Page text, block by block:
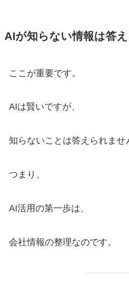
AIが知らない情報は答
ここが重要です。
AIは賢いですが、
知らないことは答えられませ
つまり、
AI活用の第一歩は、
会社情報の整理なのです。